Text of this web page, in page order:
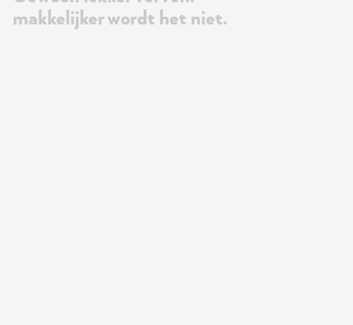
makkelijker wordt het niet.